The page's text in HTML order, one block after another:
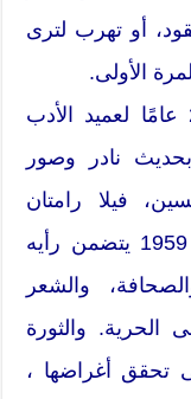
أو تهرب لترى
الأولى.
مجلة (العربي) التي خصصت 2013 عامًا لعميد الأدب
نادر وصور
فيلا رامتان
بالقاهرة، نشرته المجلة في أكتوبر 1959 يتضمن رأيه
والشعر
الحرية. والثورة
أغراضها ،